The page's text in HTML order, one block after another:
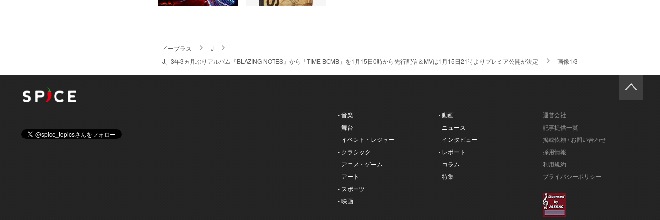
イープラス
J
J、3年3ヵ月ぶりアルバム『BLAZING NOTES』から「TIME BOMB」を1月15日0時から先行配信＆MVは1月15日21時よりプレミア公開が決定
画像1/3
- 音楽
- 舞台
- イベント・レジャー
- クラシック
- アニメ・ゲーム
- アート
- スポーツ
- 映画
- 動画
- ニュース
- インタビュー
- レポート
- コラム
- 特集
運営会社
記事提供一覧
掲載依頼 / お問い合わせ
採用情報
利用規約
プライバシーポリシー